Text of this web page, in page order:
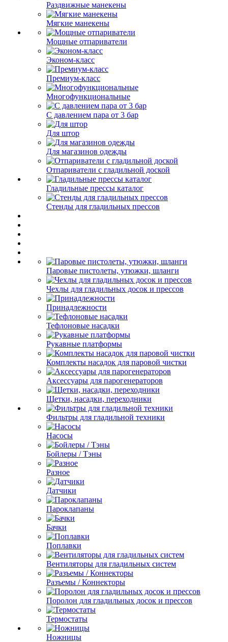
Раздвижные манекены
Мягкие манекены
Мощные отпариватели
Эконом-класс
Премиум-класс
Многофункциональные
С давлением пара от 3 бар
Для штор
Для магазинов одежды
Отпариватели с гладильной доской
Гладильные прессы каталог
Стенды для гладильных прессов
Паровые пистолеты, утюжки, шланги
Чехлы для гладильных досок и прессов
Принадлежности
Тефлоновые насадки
Рукавные платформы
Комплекты насадок для паровой чистки
Аксессуары для парогенераторов
Щетки, насадки, переходники
Фильтры для гладильной техники
Насосы
Бойлеры / Тэны
Разное
Датчики
Пароклапаны
Бачки
Поплавки
Вентиляторы для гладильных систем
Разъемы / Коннекторы
Поролон для гладильных досок и прессов
Термостаты
Ножницы